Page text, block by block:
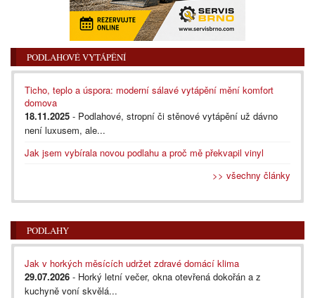
PODLAHOVÉ VYTÁPĚNÍ
Ticho, teplo a úspora: moderní sálavé vytápění mění komfort
domova
18.11.2025 - Podlahové, stropní či stěnové vytápění už dávno
není luxusem, ale...
Jak jsem vybírala novou podlahu a proč mě překvapil vinyl
>> všechny články
PODLAHY
Jak v horkých měsících udržet zdravé domácí klima
29.07.2026 - Horký letní večer, okna otevřená dokořán a z
kuchyně voní skvělá...